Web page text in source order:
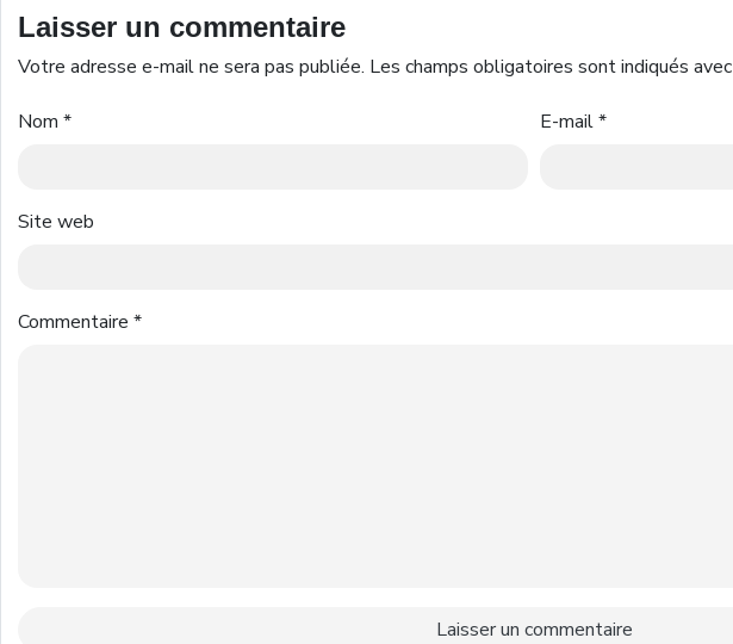
Laisser un commentaire
Votre adresse e-mail ne sera pas publiée. Les champs obligatoires sont indiqués avec
Nom * E-mail*
Site web
Commentaire *